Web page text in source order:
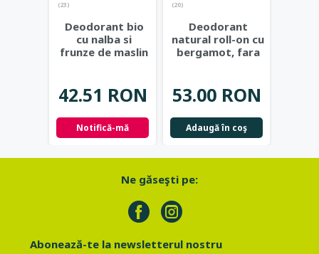
(23)
Deodorant bio
cu nalba si
frunze de maslin
42.51 RON
Notifică-mă
(20)
Deodorant
natural roll-on cu
bergamot, fara
53.00 RON
Adaugă în coş
Ne găseşti pe:
Abonează-te la newsletterul nostru